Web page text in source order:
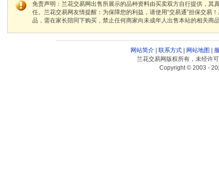
免责声明：兰花交易网出售所展示的品种资料由买卖双方自行提供，
任。兰花交易网友情提醒：为保障您的利益，请使用“交易通”担保交
品，需在家长陪同下购买，禁止任何商家向未成年人出售本站的相关商
网站简介| 联系方式| 网站地图
兰花交易网版权所有，未经许
Copyright © 2003 -